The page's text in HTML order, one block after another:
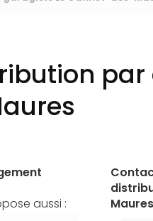
par
aussi :
Maures